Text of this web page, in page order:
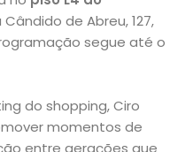
Cândido de Abreu, 127,
segue até o
do shopping, Ciro
momentos de
entre gerações que